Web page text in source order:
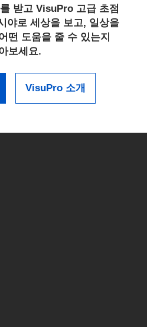
받고 VisuPro 고급 초점
야로 세상을 보고, 일상을
떤 도움을 줄 수 있는지
보세요.
VisuPro 소개